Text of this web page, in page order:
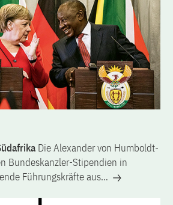
Die Alexander von Humboldt-
Bundeskanzler-Stipendien in
Führungskräfte aus…